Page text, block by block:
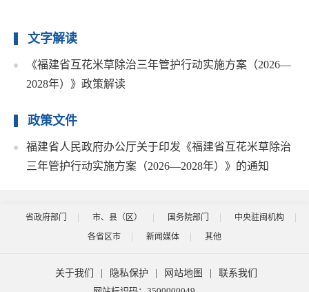
文字解读
《福建省互花米草除治三年管护行动实施方案（2026—
2028年）》政策解读
政策文件
福建省人民政府办公厅关于印发《福建省互花米草除治
三年管护行动实施方案（2026—2028年）》的通知
省政府部门 市、县（区） 国务院部门
中央驻闽机构
各省区市
新闻媒体 其他
关于我们 隐私保护 网站地图
联系我们